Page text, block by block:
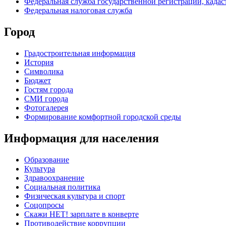
Федеральная налоговая служба
Город
Градостроительная информация
История
Символика
Бюджет
Гостям города
СМИ города
Фотогалерея
Формирование комфортной городской среды
Информация для населения
Образование
Культура
Здравоохранение
Социальная политика
Физическая культура и спорт
Соцопросы
Скажи НЕТ! зарплате в конверте
Противодействие коррупции